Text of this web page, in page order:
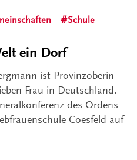
Schule
ein Dorf
ist Provinzoberin
Frau in Deutschland.
des Ordens
Coesfeld auf